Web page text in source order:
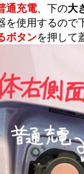
通充電、下の大
を使用するので
ボタンを押して